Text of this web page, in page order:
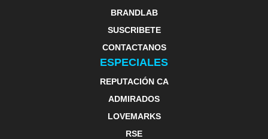
BRANDLAB
SUSCRIBETE
CONTACTANOS
ESPECIALES
REPUTACIÓN CA
ADMIRADOS
LOVEMARKS
RSE